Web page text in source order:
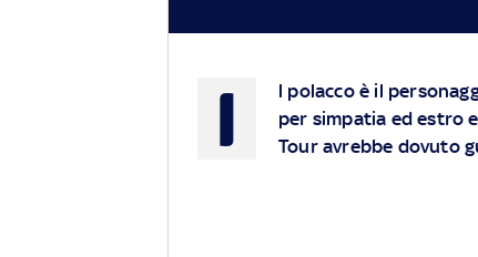
I
l polacco è il
per simpatia ed estro
Tour avrebbe dovuto